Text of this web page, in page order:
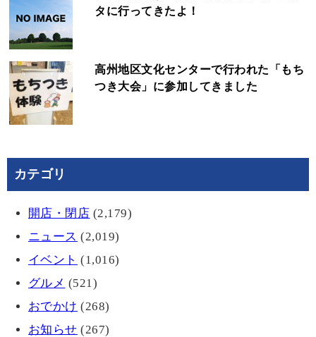
タに行ってきたよ！
高州地区文化センターで行われた「もち
つき大会」に参加してきました
カテゴリ
開店・閉店 (2,179)
ニュース (2,019)
イベント (1,016)
グルメ (521)
おでかけ (268)
お知らせ (267)